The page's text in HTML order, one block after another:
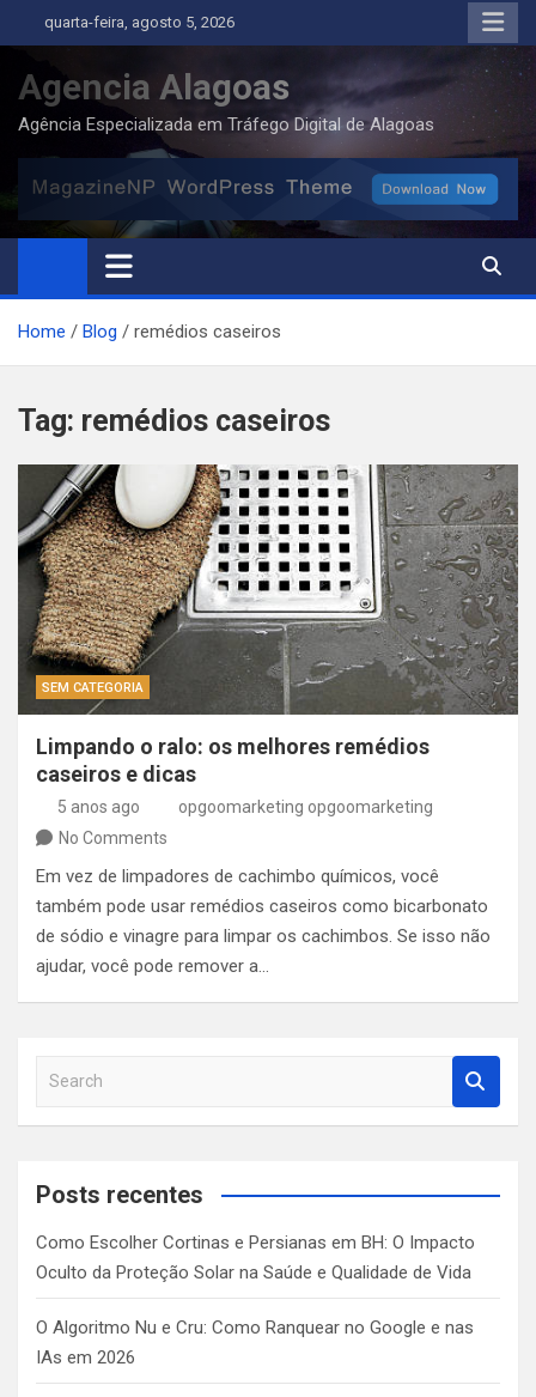
to
content
quarta-feira, agosto 5, 2026
Agencia Alagoas
Agência Especializada em Tráfego Digital de Alagoas
Home Blog remédios caseiros
Tag: remédios caseiros
SEM CATEGORIA
Limpando o ralo: os melhores remédios
caseiros e dicas
5 anos ago
opgoomarketing opgoomarketing
No Comments
Em vez de limpadores de cachimbo químicos, você
também pode usar remédios caseiros como bicarbonato
de sódio e vinagre para limpar os cachimbos. Se isso não
ajudar, você pode remover a…
a
c
Posts recentes
Como Escolher Cortinas e Persianas em BH: O Impacto
Oculto da Proteção Solar na Saúde e Qualidade de Vida
O Algoritmo Nu e Cru: Como Ranquear no Google e nas
IAs em 2026